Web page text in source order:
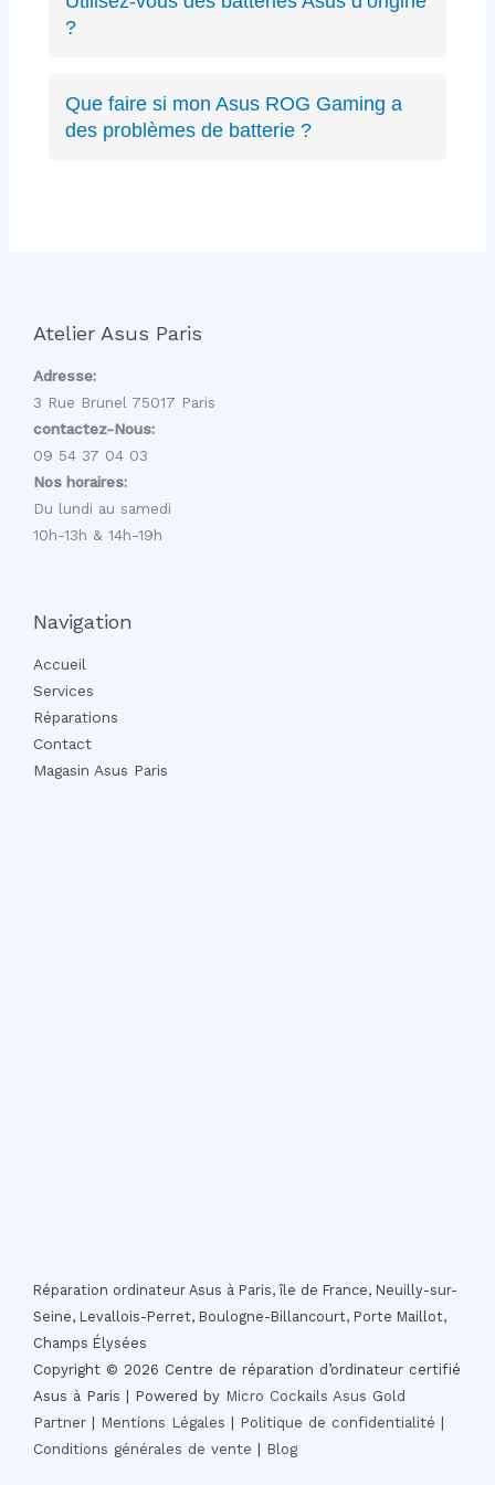
récents ou anciens. Expertise complète sur
?
équivalents certifiés aux mêmes spécifications
techniques et de qualité équivalente.
Que faire si mon Asus ROG Gaming a
des problèmes de batterie ?
Atelier Asus Paris
Adresse:
3 Rue Brunel 75017 Paris
contactez-Nous:
09 54 37 04 03
Nos horaires:
Du lundi au samedi
10h-13h & 14h-19h
Navigation
Accueil
Services
Réparations
Contact
Magasin Asus Paris
Réparation ordinateur Asus à Paris, île de France, Neuilly-sur-
Seine, Levallois-Perret, Boulogne-Billancourt, Porte Maillot,
Champs Élysées
Copyright © 2026 Centre de réparation d’ordinateur certifié
Asus à Paris | Powered by Micro Cockails Asus Gold
Partner
Mentions Légales Politique de confidentialité
Conditions générales de vente
Blog